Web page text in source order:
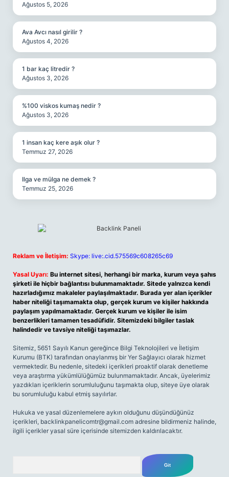
Ağustos 5, 2026
Ava Avcı nasıl girilir ?
Ağustos 4, 2026
1 bar kaç litredir ?
Ağustos 3, 2026
%100 viskos kumaş nedir ?
Ağustos 3, 2026
1 insan kaç kere aşık olur ?
Temmuz 27, 2026
Ilga ve mülga ne demek ?
Temmuz 25, 2026
Reklam ve İletişim: Skype: live:.cid.575569c608265c69
Yasal Uyarı: Bu internet sitesi, herhangi bir marka, kurum veya şahıs
şirketi ile hiçbir bağlantısı bulunmamaktadır. Sitede yalnızca kendi
hazırladığımız makaleler paylaşılmaktadır. Burada yer alan içerikler
haber niteliği taşımamakta olup, gerçek kurum ve kişiler hakkında
paylaşım yapılmamaktadır. Gerçek kurum ve kişiler ile isim
benzerlikleri tamamen tesadüfidir. Sitemizdeki bilgiler taslak
halindedir ve tavsiye niteliği taşımazlar.
Sitemiz, 5651 Sayılı Kanun gereğince Bilgi Teknolojileri ve İletişim
Kurumu (BTK) tarafından onaylanmış bir Yer Sağlayıcı olarak hizmet
vermektedir. Bu nedenle, sitedeki içerikleri proaktif olarak denetleme
veya araştırma yükümlülüğümüz bulunmamaktadır. Ancak, üyelerimiz
yazdıkları içeriklerin sorumluluğunu taşımakta olup, siteye üye olarak
bu sorumluluğu kabul etmiş sayılırlar.
Hukuka ve yasal düzenlemelere aykırı olduğunu düşündüğünüz
içerikleri, backlinkpanelicomtr@gmail.com adresine bildirmeniz halinde,
ilgili içerikler yasal süre içerisinde sitemizden kaldırılacaktır.